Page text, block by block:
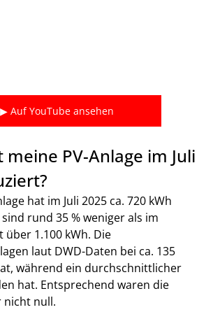
▶ Auf YouTube ansehen
meine PV-Anlage im Juli
hat im Juli 2025 ca. 720 kWh
rund 35 % weniger als im
über 1.100 kWh. Die
laut DWD-Daten bei ca. 135
während ein durchschnittlicher
hat. Entsprechend waren die
nicht null.